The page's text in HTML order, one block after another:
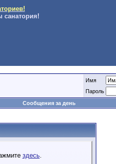
санатория!
Имя
Пароль
Сообщения за день
здесь.